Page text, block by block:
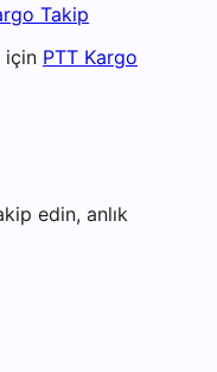
Takip
için PTT Kargo
edin, anlık